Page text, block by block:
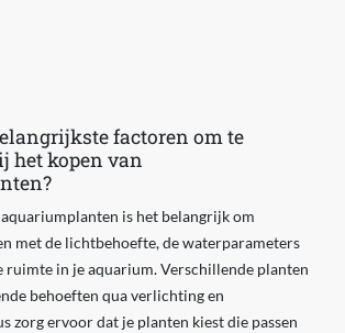
factoren om te
het kopen van
is het belangrijk om
met de lichtbehoefte, de waterparameters
ruimte in je aquarium. Verschillende planten
behoeften qua verlichting en
zorg ervoor dat je planten kiest die passen